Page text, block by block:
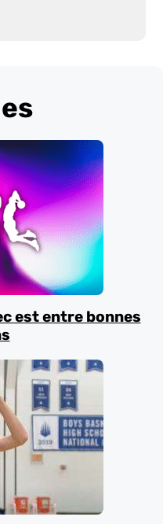
est entre bonnes